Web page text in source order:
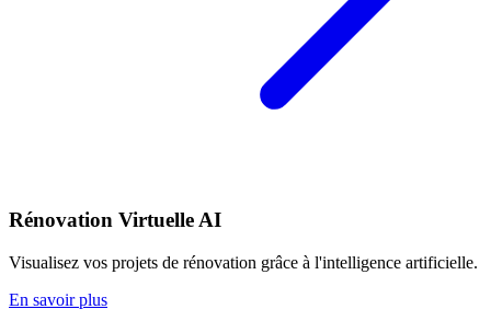
Rénovation Virtuelle AI
Visualisez vos projets de rénovation grâce à l'intelligence artificielle.
En savoir plus